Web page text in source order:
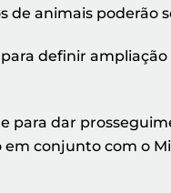
de animais poderão
definir ampliação
para dar
conjunto com o